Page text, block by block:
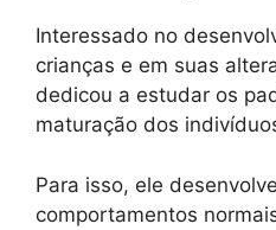
Interessado no
crianças e em suas
dedicou a estudar os
maturação dos
Para isso, ele
comportamentos